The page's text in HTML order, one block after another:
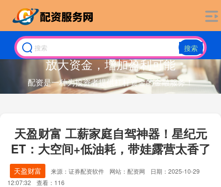
搜索
放大资金，增加盈利可能
配资是一种为投资者提供杠杆资金的金融服务！
天盈财富 工薪家庭自驾神器！星纪元
ET：大空间+低油耗，带娃露营太香了
天盈财富 来源：证券配资软件 网站：配资网
日期：2025-10-29
12:07:32
查看：116